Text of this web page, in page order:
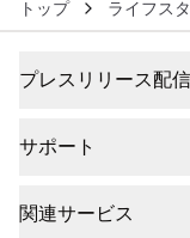
トップ ライフス
プレスリリース配信
サポート
関連サービス